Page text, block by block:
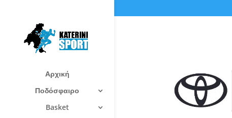
Αρχική
Ποδόσφαιρο
Basket